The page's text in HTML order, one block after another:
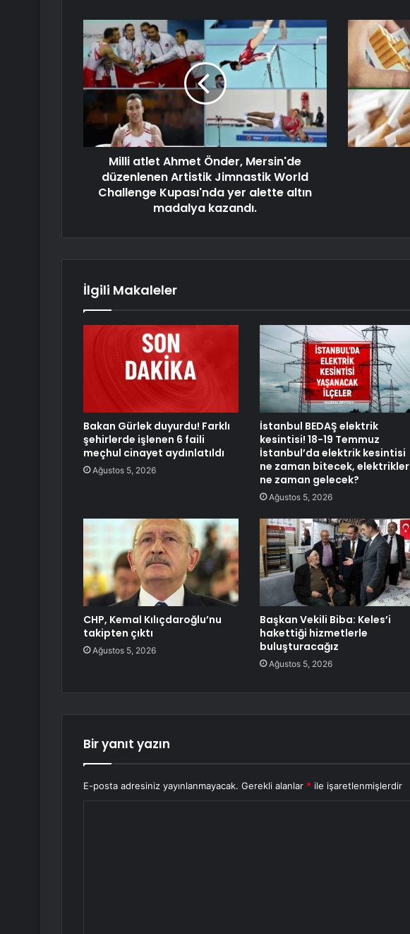
Milli atlet Ahmet Önder, Mersin'de
düzenlenen Artistik Jimnastik World
Challenge Kupası'nda yer alette altın
madalya kazandı.
İlgili Makaleler
Bakan Gürlek duyurdu! Farklı
şehirlerde işlenen 6 faili
meçhul cinayet aydınlatıldı
Ağustos 5, 2026
İstanbul BEDAŞ elektrik
kesintisi! 18-19 Temmuz
İstanbul’da elektrik kesintisi
ne zaman bitecek, elektrikler
ne zaman gelecek?
Ağustos 5, 2026
CHP, Kemal Kılıçdaroğlu’nu
takipten çıktı
Ağustos 5, 2026
Başkan Vekili Biba: Keles’i
hakettiği hizmetlerle
buluşturacağız
Ağustos 5, 2026
Bir yanıt yazın
E-posta adresiniz yayınlanmayacak. Gerekli alanlar * ile işaretlenmişlerdir